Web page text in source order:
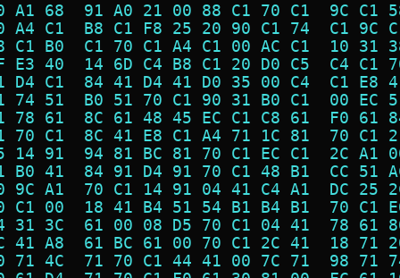
A1 68  91 A0 21 00 88 C1 70 C1  9C
A4 C1  B8 C1 F8 25 20 90 C1 74  C1
C1 B0  C1 70 C1 A4 C1 00 AC C1  10
E3 40  14 6D C4 B8 C1 20 D0 C5  C4
D4 C1  84 41 D4 41 D0 35 00 C4  C1
74 51  B0 51 70 C1 90 31 B0 C1  00
78 61  8C 61 48 45 EC C1 C8 61  F0
70 C1  8C 41 E8 C1 A4 71 1C 81  70
14 91  94 81 BC 81 70 C1 EC C1  2C
B0 41  84 91 D4 91 70 C1 48 B1  CC
9C A1  70 C1 14 91 04 41 C4 A1  DC
C1 00  18 41 B4 51 54 B1 B4 B1  70
31 3C  61 00 08 D5 70 C1 04 41  78
41 A8  61 BC 61 00 70 C1 2C 41  18
71 4C  71 70 C1 44 41 00 7C 71  98